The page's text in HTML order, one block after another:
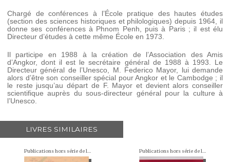
Chargé de conférences à l’École pratique des hautes études
(section des sciences historiques et philologiques) depuis 1964, il
donne ses conférences à Phnom Penh, puis à Paris ; il est élu
Directeur d’études à cette même École en 1973.
Il participe en 1988 à la création de l’Association des Amis
d’Angkor, dont il est le secrétaire général de 1988 à 1993. Le
Directeur général de l’Unesco, M. Federico Mayor, lui demande
alors d’être son conseiller spécial pour Angkor et le Cambodge ; il
le reste jusqu’au départ de F. Mayor et devient alors conseiller
scientifique auprès du sous-directeur général pour la culture à
l’Unesco.
LIVRES SIMILAIRES
Publications hors série de l'École française d'Extrême-Orient Publications hors série de l'École française d'Extrême-Orient